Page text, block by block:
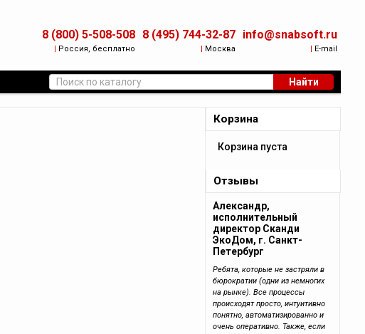
8 (800) 5-508-508
| Россия, бесплатно
8 (495) 744-32-87
| Москва
info@snabsoft.ru
| E-mail
Найти
Корзина
Корзина пуста
Отзывы
Александр,
исполнительный
директор Сканди
ЭкоДом, г. Санкт-
Петербург
Ребята, которые не застряли в
бюрократии (одни из немногих
на рынке). Все процессы
происходят просто, интуитивно
понятно, автоматизированно и
очень оперативно. Также, если